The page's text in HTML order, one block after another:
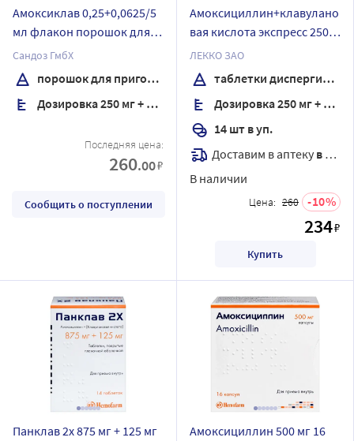
Амоксиклав 0,25+0,0625/5
мл флакон порошок для
приготовления суспензии
для приема внутрь 15,8 гр
комплектность пипетка
дозировочная
Сандоз ГмбХ
порошок для приготовления суспензии для приема внутрь
Дозировка 250 мг + 62,5 мг/5 мл
Последняя цена:
260.00₽
Сообщить о поступлении
Амоксициллин+клавулано
вая кислота экспресс 250
мг + 62,5 мг 14 шт.
таблетки диспергируемые
ЛЕККО ЗАО
таблетки диспергируемые
Дозировка 250 мг + 62,5 мг
14 шт в уп.
Доставим в аптеку в течение 7 дней
В наличии
Цена: 260 10
234₽
Купить
Панклав 2х 875 мг + 125 мг
Амоксициллин 500 мг 16